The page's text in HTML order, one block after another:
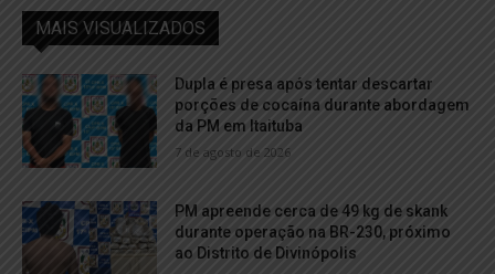
MAIS VISUALIZADOS
Dupla é presa após tentar descartar
porções de cocaína durante abordagem
da PM em Itaituba
7 de agosto de 2026
PM apreende cerca de 49 kg de skank
durante operação na BR-230, próximo
ao Distrito de Divinópolis